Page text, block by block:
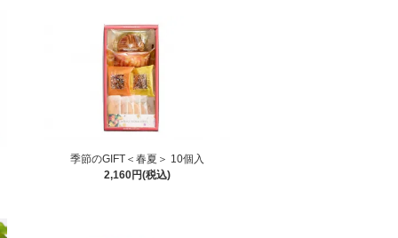
季節のGIFT＜春夏＞ 10個入
2,160円(税込)